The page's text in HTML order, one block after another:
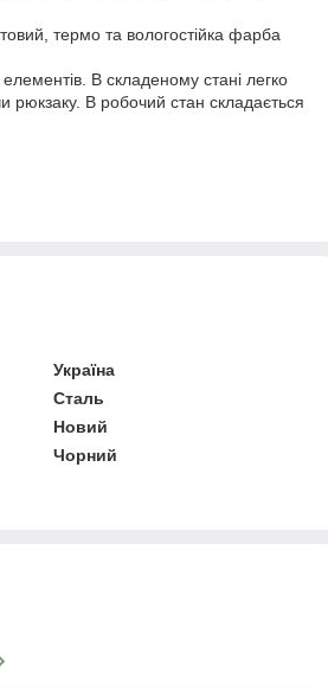
термо та вологостійка фарба
В складеному стані легко
рюкзаку. В робочий стан складається
Україна
Сталь
Новий
Чорний